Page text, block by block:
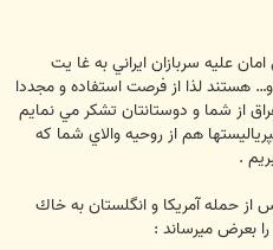
عليه سربازان ايراني به غا يت
هستند لذا از فرصت استفاده و مجددا
از شما و دوستانتان تشكر مي نمايم
هم از روحيه والاي شما كه
.
حمله آمريكا و انگلستان به خاك
بعرض ميرساند :